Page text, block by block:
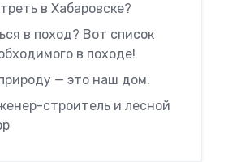
в Хабаровске?
в поход? Вот список
в походе!
— это наш дом.
строитель и лесной